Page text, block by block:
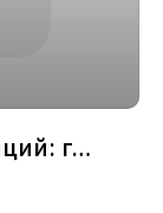
Абонемент №1 «35 лет традиций: главные события сезона»